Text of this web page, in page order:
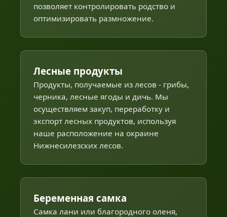
позволяет контролировать родство и
оптимизировать размножение.
Лесные продукты
Продукты, получаемые из лесов - грибы,
черника, лесные ягоды и дичь. Мы
осуществляем закуп, переработку и
экспорт лесных продуктов, используя
наше расположение на окраине
Нижнесилезских лесов.
Беременная самка
Самка лани или благородного оленя,